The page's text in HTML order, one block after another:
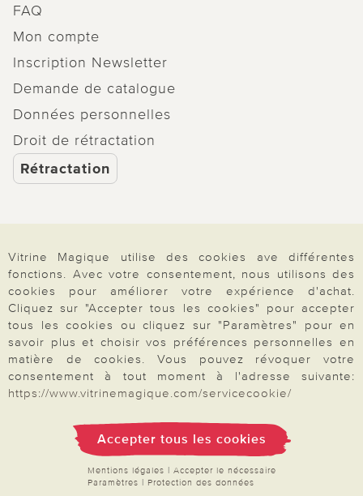
FAQ
Mon compte
Inscription Newsletter
Demande de catalogue
Données personnelles
Droit de rétractation
Rétractation
Paiement & Livraison
À propos de nous
Besoin d'aide?
Mentions légales | Vie privée & cookies
Prix en Euro, TVA légale incluse
©2026 Vitrine Magique
Vitrine Magique utilise des cookies ave différentes
fonctions. Avec votre consentement, nous utilisons des
cookies pour améliorer votre expérience d'achat.
Cliquez sur "Accepter tous les cookies" pour accepter
tous les cookies ou cliquez sur "Paramètres" pour en
savoir plus et choisir vos préférences personnelles en
matière de cookies. Vous pouvez révoquer votre
consentement à tout moment à l'adresse suivante:
https://www.vitrinemagique.com/servicecookie/
Accepter tous les cookies
Mentions légales | Accepter le nécessaire
Paramètres | Protection des données